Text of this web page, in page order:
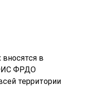
в
ФРДО
территории